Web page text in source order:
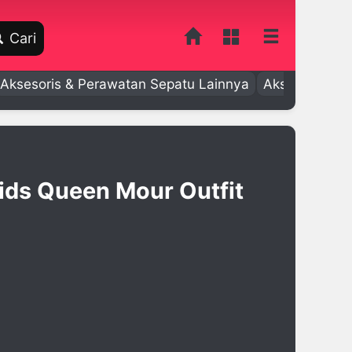
Cari
Aksesoris & Perawatan Sepatu Lainnya Aksesoris
Queen Mour Outfit